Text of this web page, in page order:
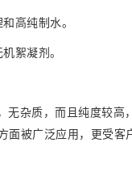
高纯制水。
絮凝剂。
无杂质，而且纯度较高
被广泛应用，更受客